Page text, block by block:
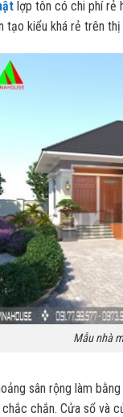
lợp tôn có chi phí rẻ
tạo kiểu khá rẻ trên
Mẫu nhà
sân rộng làm
chắn. Cửa sổ và